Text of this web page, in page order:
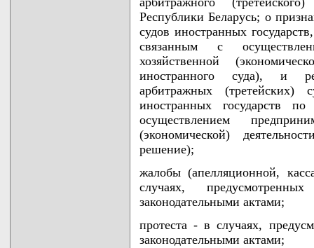
Республики Беларусь; о
судов иностранных
связанным с
хозяйственной
иностранного суда), и
арбитражных
иностранных государств
осуществлением
(экономической)
решение);
жалобы (апелляционной,
случаях,
законодательными актами;
протеста - в случаях,
законодательными актами;